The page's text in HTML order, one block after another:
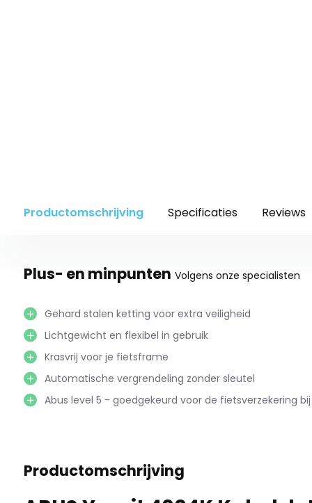
Productomschrijving Specificaties Reviews
Plus- en minpunten Volgens onze specialisten
Gehard stalen ketting voor extra veiligheid
Lichtgewicht en flexibel in gebruik
Krasvrij voor je fietsframe
Automatische vergrendeling zonder sleutel
Abus level 5 - goedgekeurd voor de fietsverzekering bij
Productomschrijving